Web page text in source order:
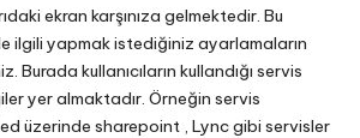
ekran karşınıza gelmektedir. Bu
ilgili yapmak istediğiniz ayarlamaların
Burada kullanıcıların kullandığı servis
yer almaktadır. Örneğin servis
üzerinde sharepoint , Lync gibi servisler